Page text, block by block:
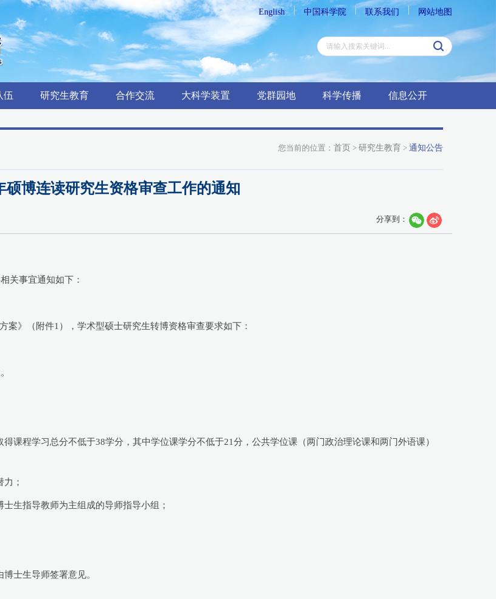
English 中国科学院 联系我们 网站地图
伍 研究生教育 合作交流 大科学装置 党群园地 科学传播 信息公开
您当前的位置： 首页 > 研究生教育 > 通知公告
硕博连读研究生资格审查工作的通知
分享到：
关事宜通知如下：
》（附件1），学术型硕士研究生转博资格审查要求如下：
课程学习总分不低于38学分，其中学位课学分不低于21分，公共学位课（两门政治理论课和两门外语课）
；
生指导教师为主组成的导师指导小组；
士生导师签署意见。